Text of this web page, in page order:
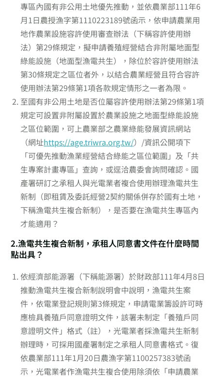
專區內國有非公用土地優先推動，並依農業部111年6
月1日農授漁字第1110223189號函示，依申請農業用
地作農業設施容許使用審查辦法（下稱容許使用辦
法）第29條規定，擬申請養殖經營結合非附屬地面型
綠能設施（地面型漁電共生），除位於容許使用辦法
第30條規定之區位者外，以結合農業經營且符合容許
使用辦法第29條第1項各款規定情形之一者為限。
至國有非公用土地是否位屬容許使用辦法第29條第1項
規定可設置非附屬設置於農業設施之地面型綠能設施
之區位範圍，可上農業部之農業綠能發展資訊網站
（網址https://age.triwra.org.tw/）/資訊公開項下
「可優先推動漁業經營結合綠能之區位範圍」及「共
生專案計畫專區」查詢，或逕洽農委會詢問確認。國
產署研訂之承租人與光電業者複合使用辦理漁電共生
新制（即租賃及委託經營2契約關係併存於國有土地，
下稱漁電共生複合新制），是否要在漁電共生專區內
才能適用？
2.漁電共生複合新制，承租人同意書文件在什麼時間
點出具？
依經濟部能源署（下稱能源署）於財政部111年4月8日
推動漁電共生複合新制說明會中說明，漁電共生案
件，依電業登記規則第3條規定，申請電業籌設許可時
應檢具養殖戶同意證明文件，該署未制定「養殖戶同
意證明文件」格式（註），光電業者採漁電共生新制
辦理時，可採用國產署制定之承租人同意書格式。復
依農業部111年1月20日農漁字第1100257383號函
示，光電業者作漁電共生複合使用除須依「申請農業